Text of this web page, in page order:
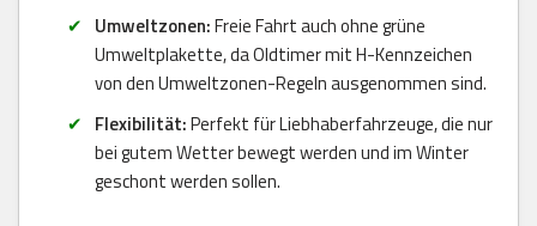
Umweltzonen:Freie Fahrt auch ohne grüne
Umweltplakette, da Oldtimer mit H-Kennzeichen
von den Umweltzonen-Regeln ausgenommen sind.
Flexibilität:Perfekt für Liebhaberfahrzeuge, die nur
bei gutem Wetter bewegt werden und im Winter
geschont werden sollen.